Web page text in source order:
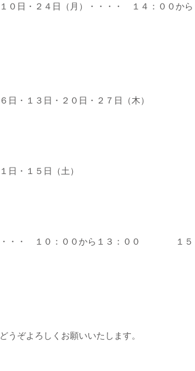
１０日・２４日（月）・・・・ １４：００から
６日・１３日・２０日・２７日（木）
１日・１５日（土）
・・・ １０：００から１３：００ １５：
どうぞよろしくお願いいたします。